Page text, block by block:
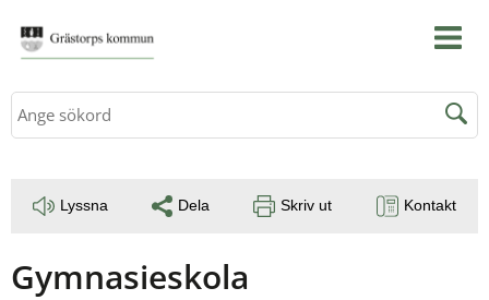
Sök
Lyssna Dela Skriv ut Kontakt
Gymnasieskola